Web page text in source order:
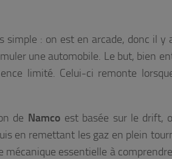
: on est en arcade, donc il y
une automobile. Le but, bien
limité. Celui-ci remonte
de Namco est basée sur le drift,
en remettant les gaz en plein
mécanique essentielle à